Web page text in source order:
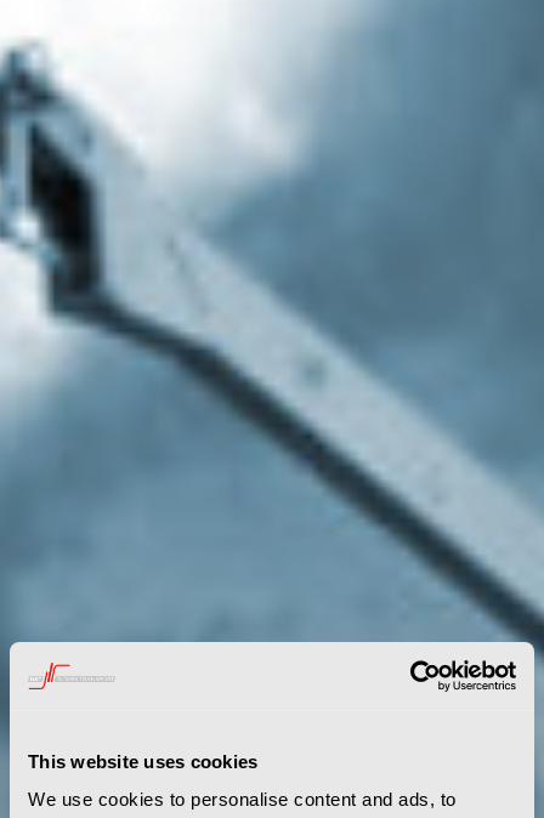
This website uses cookies
We use cookies to personalise content and ads, to